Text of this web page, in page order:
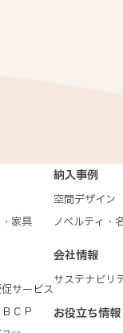
家具
サービス
ＣＰ
納入事例
空間デザイン
ノベルティ・
会社情報
サステナビリ
お役立ち情報